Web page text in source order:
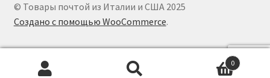
© Товары почтой из Италии и США 2025
Создано с помощью WooCommerce.
0